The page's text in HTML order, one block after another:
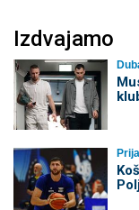
Izdvajamo